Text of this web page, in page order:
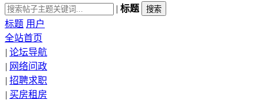
| 标题
标题 用户
全站首页
| 论坛导航
| 网络问政
| 招聘求职
| 买房租房